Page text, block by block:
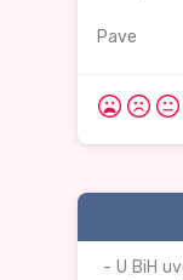
Pave
- U BiH